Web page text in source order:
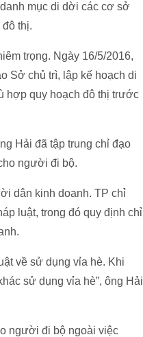
mục di dời các cơ sở
thị.
trọng. Ngày 16/5/2016,
Sở chủ trì, lập kế hoạch di
hợp quy hoạch đô thị trước
Hải đã tập trung chỉ đạo
người đi bộ.
dân kinh doanh. TP chỉ
luật, trong đó quy định chỉ
về sử dụng vỉa hè. Khi
sử dụng vỉa hè”, ông Hải
người đi bộ ngoài việc